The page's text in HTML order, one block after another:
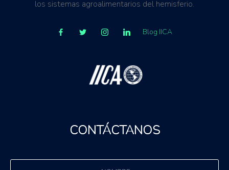
los sistemas agroalimentarios del hemisferio.
Blog IICA
CONTÁCTANOS